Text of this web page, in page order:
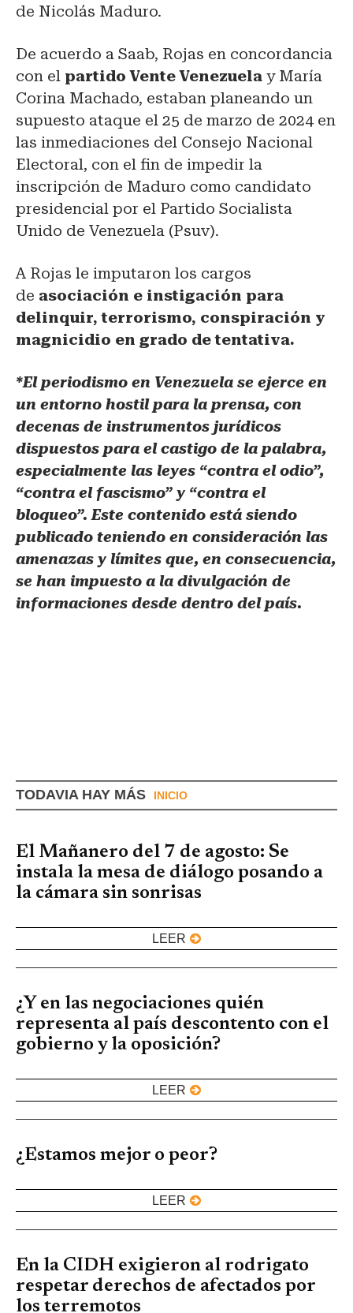
de Nicolás Maduro.
De acuerdo a Saab, Rojas en concordancia
con el partido Vente Venezuela y María
Corina Machado, estaban planeando un
supuesto ataque el 25 de marzo de 2024 en
las inmediaciones del Consejo Nacional
Electoral, con el fin de impedir la
inscripción de Maduro como candidato
presidencial por el Partido Socialista
Unido de Venezuela (Psuv).
A Rojas le imputaron los cargos
de asociación e instigación para
delinquir, terrorismo, conspiración y
magnicidio en grado de tentativa.
*El periodismo en Venezuela se ejerce en
un entorno hostil para la prensa, con
decenas de instrumentos jurídicos
dispuestos para el castigo de la palabra,
especialmente las leyes “contra el odio”,
“contra el fascismo” y “contra el
bloqueo”. Este contenido está siendo
publicado teniendo en consideración las
amenazas y límites que, en consecuencia,
se han impuesto a la divulgación de
informaciones desde dentro del país.
TODAVIA HAY MÁS INICIO
El Mañanero del 7 de agosto: Se
instala la mesa de diálogo posando a
la cámara sin sonrisas
LEER
¿Y en las negociaciones quién
representa al país descontento con el
gobierno y la oposición?
LEER
¿Estamos mejor o peor?
LEER
En la CIDH exigieron al rodrigato
respetar derechos de afectados por
los terremotos